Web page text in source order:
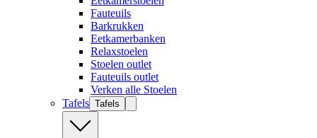
Fauteuils
Barkrukken
Eetkamerbanken
Relaxstoelen
Stoelen outlet
Fauteuils outlet
Verken alle Stoelen
Tafels Tafels